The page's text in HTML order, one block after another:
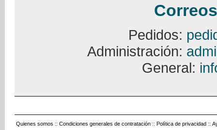
Pedidos:
Administración:
General:
Quienes somos :: Condiciones generales de contratación :: Política de privacidad ::